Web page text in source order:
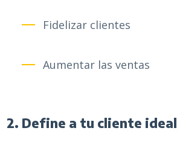
Fidelizar clientes
Aumentar las ventas
2. Define a tu cliente ideal